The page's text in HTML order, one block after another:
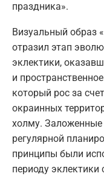
праздника».
Визуальный образ
отразил этап
эклектики,
и
который рос за
окраинных
холму. Заложенные
регулярной
принципы были
периоду эклектики